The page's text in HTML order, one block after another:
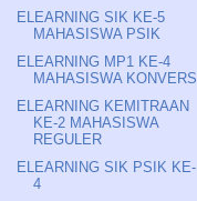
ELEARNING SIK KE-5
MAHASISWA PSIK
ELEARNING MP1 KE-4
MAHASISWA KONVERSI
ELEARNING KEMITRAAN
KE-2 MAHASISWA
REGULER
ELEARNING SIK PSIK KE-
4